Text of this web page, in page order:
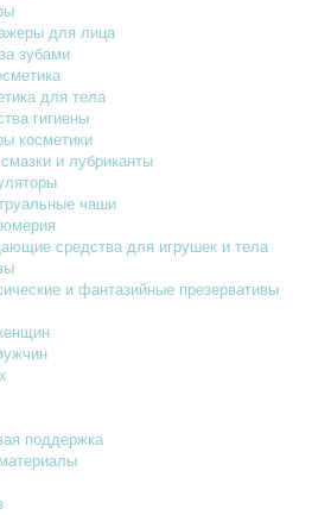
для лица
зубами
для тела
гигиены
косметики
смазки и лубриканты
чаши
средства для игрушек и тела
и фантазийные презервативы
поддержка